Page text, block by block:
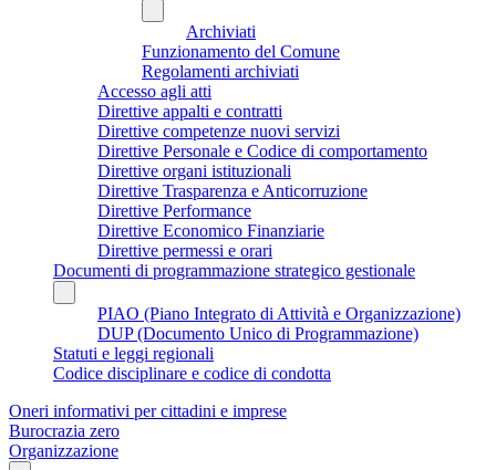
Archiviati
Funzionamento del Comune
Regolamenti archiviati
Accesso agli atti
Direttive appalti e contratti
Direttive competenze nuovi servizi
Direttive Personale e Codice di comportamento
Direttive organi istituzionali
Direttive Trasparenza e Anticorruzione
Direttive Performance
Direttive Economico Finanziarie
Direttive permessi e orari
Documenti di programmazione strategico gestionale
PIAO (Piano Integrato di Attività e Organizzazione)
DUP (Documento Unico di Programmazione)
Statuti e leggi regionali
Codice disciplinare e codice di condotta
Oneri informativi per cittadini e imprese
Burocrazia zero
Organizzazione